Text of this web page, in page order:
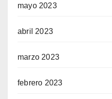
mayo 2023
abril 2023
marzo 2023
febrero 2023